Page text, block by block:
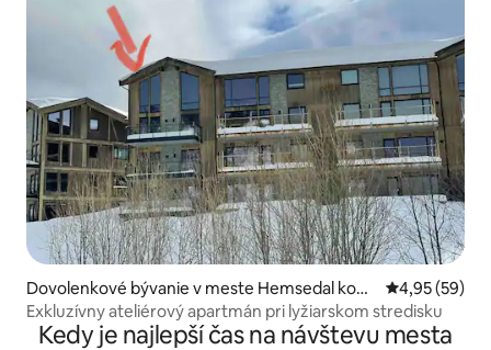
Dovolenkové bývanie v meste Hemsedal kom
mune
Priemerné
4,95 (59)
Exkluzívny ateliérový apartmán pri lyžiarskom stredisku
Kedy je najlepší čas na návštevu mesta